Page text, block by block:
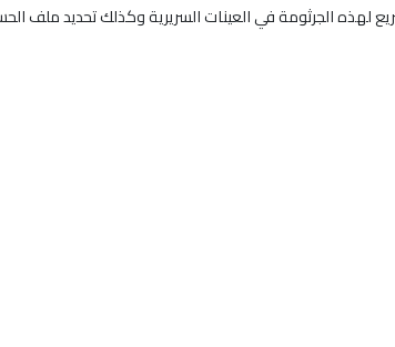
لهذه الجرثومة في العينات السريرية وكذلك تحديد ملف